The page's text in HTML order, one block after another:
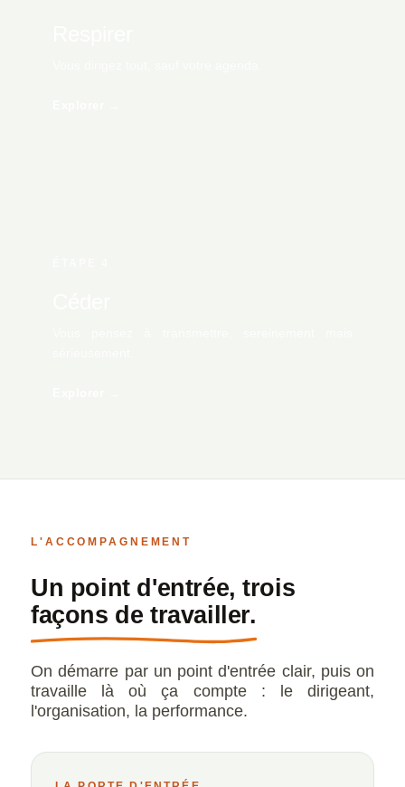
L'ACCOMPAGNEMENT
Un point d'entrée, trois
façons de travailler.
On démarre par un point d'entrée clair, puis on
travaille là où ça compte : le dirigeant,
l'organisation, la performance.